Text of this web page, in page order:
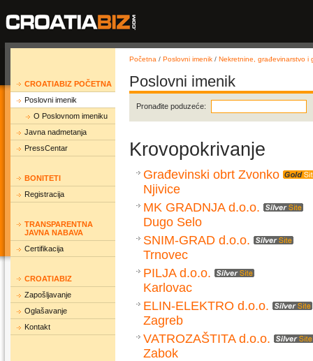
CROATIABIZ POČETNA
Poslovni imenik
O Poslovnom imeniku
Javna nadmetanja
PressCentar
BONITETI
Registracija
TRANSPARENTNA
JAVNA NABAVA
Certifikacija
CROATIABIZ
Zapošljavanje
Oglašavanje
Kontakt
Početna / Poslovni imenik / Nekretnine, građevinarstvo i
Poslovni imenik
Pronađite poduzeće:
Krovopokrivanje
Građevinski obrt Zvonko
Njivice
MK GRADNJA d.o.o.
Dugo Selo
SNIM-GRAD d.o.o.
Trnovec
PILJA d.o.o.
Karlovac
ELIN-ELEKTRO d.o.o.
Zagreb
VATROZAŠTITA d.o.o.
Zabok